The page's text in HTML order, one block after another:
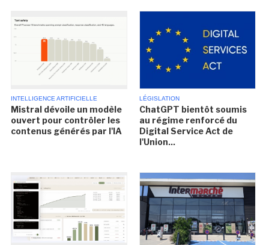
INTELLIGENCE ARTIFICIELLE
Mistral dévoile un modèle
ouvert pour contrôler les
contenus générés par l'IA
LÉGISLATION
ChatGPT bientôt soumis
au régime renforcé du
Digital Service Act de
l'Union...